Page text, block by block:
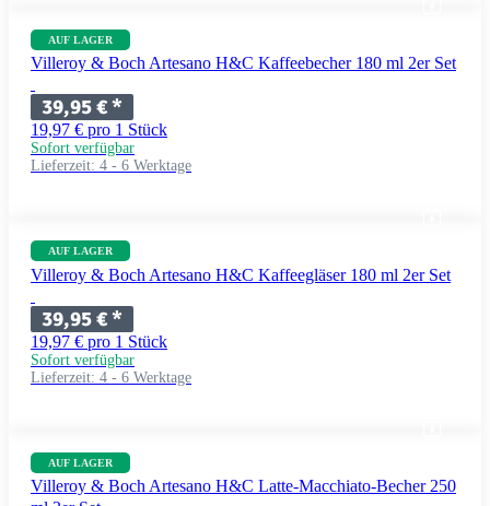
AUF LAGER
Villeroy & Boch Artesano H&C Kaffeebecher 180 ml 2er Set
39,95 €*
19,97 € pro 1 Stück
Sofort verfügbar
Lieferzeit: 4 - 6 Werktage
AUF LAGER
Villeroy & Boch Artesano H&C Kaffeegläser 180 ml 2er Set
39,95 €*
19,97 € pro 1 Stück
Sofort verfügbar
Lieferzeit: 4 - 6 Werktage
AUF LAGER
Villeroy & Boch Artesano H&C Latte-Macchiato-Becher 250